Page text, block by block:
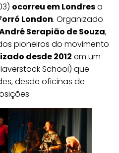
ocorreu em Londresa
London. Organizado
Serapião de Souza,
pioneiros do movimento
desde 2012 em um
School) que
desde oficinas de